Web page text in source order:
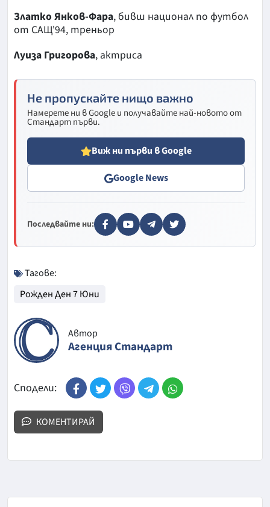
Златко Янков-Фара, бивш национал по футбол
от САЩ'94, треньор
Луиза Григорова, актриса
Не пропускайте нищо важно
Намерете ни в Google и получавайте най-новото от
Стандарт първи.
Виж ни първи в Google
Google News
Последвайте ни:
Тагове:
Рожден Ден 7 Юни
Автор
Агенция Стандарт
Сподели:
КОМЕНТИРАЙ